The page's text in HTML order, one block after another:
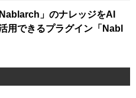
」のナレッジをAI
用できるプラグイン「Nabl